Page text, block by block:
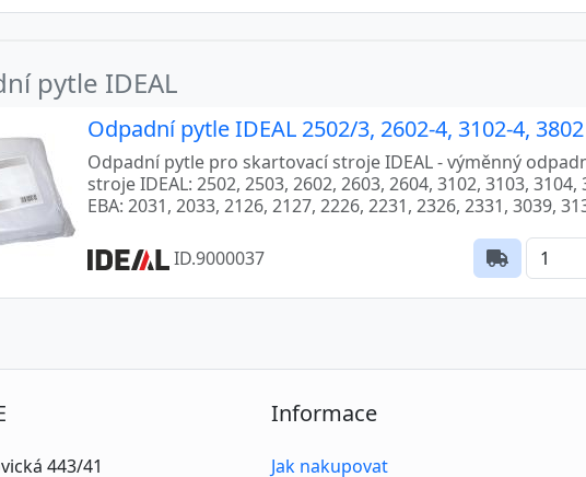
pytle IDEAL
Odpadní pytle IDEAL 2502/3, 2602-4, 3102-4,
Odpadní pytle pro skartovací stroje IDEAL - výměnný
stroje IDEAL: 2502, 2503, 2602, 2603, 2604, 3102, 3103, 3104,
EBA: 2031, 2033, 2126, 2127, 2226, 2231, 2326, 2331, 3039,
ID.9000037
443/41
Informace
Jak nakupovat